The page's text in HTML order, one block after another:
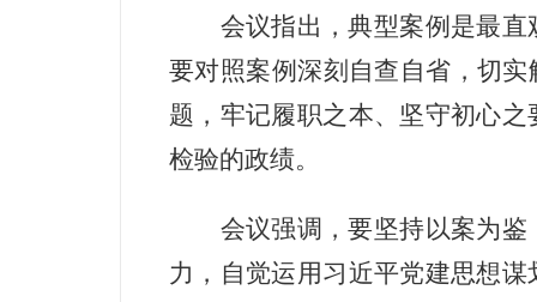
会议指出，典型案例是最
要对照案例深刻自查自省，切实
题，牢记履职之本、坚守初心
检验的政绩。
会议强调，要坚持以案为
力，自觉运用习近平党建思想